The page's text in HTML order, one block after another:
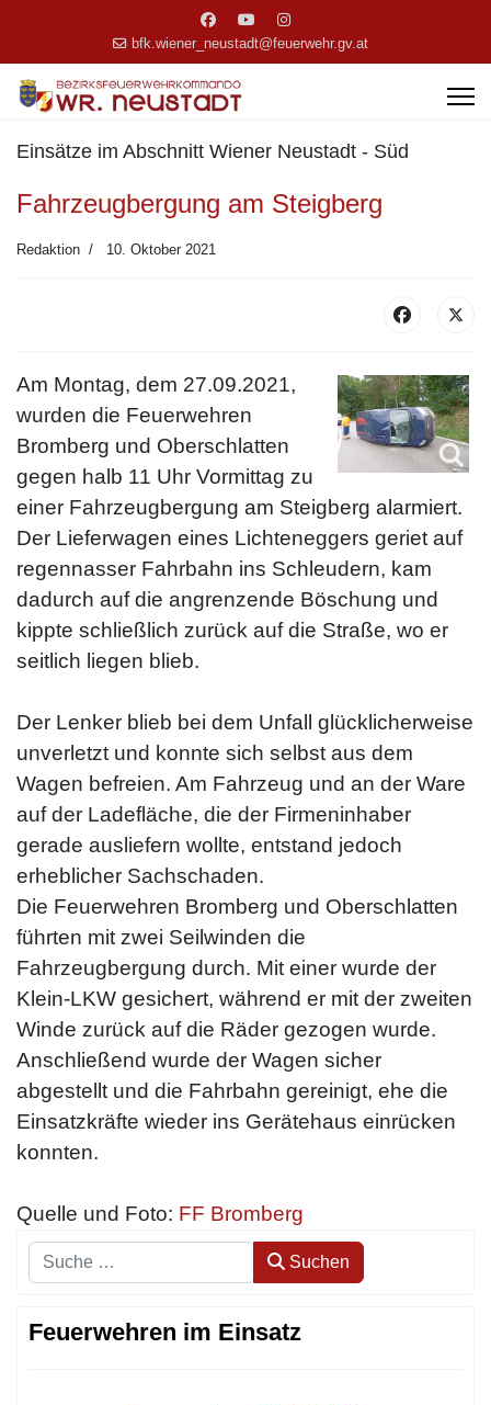
bfk.wiener_neustadt@feuerwehr.gv.at
Einsätze im Abschnitt Wiener Neustadt - Süd
Fahrzeugbergung am Steigberg
Redaktion 10. Oktober 2021
Am Montag, dem 27.09.2021,
wurden die Feuerwehren
Bromberg und Oberschlatten
gegen halb 11 Uhr Vormittag zu
einer Fahrzeugbergung am Steigberg alarmiert.
Der Lieferwagen eines Lichteneggers geriet auf
regennasser Fahrbahn ins Schleudern, kam
dadurch auf die angrenzende Böschung und
kippte schließlich zurück auf die Straße, wo er
seitlich liegen blieb.
Der Lenker blieb bei dem Unfall glücklicherweise
unverletzt und konnte sich selbst aus dem
Wagen befreien. Am Fahrzeug und an der Ware
auf der Ladefläche, die der Firmeninhaber
gerade ausliefern wollte, entstand jedoch
erheblicher Sachschaden.
Die Feuerwehren Bromberg und Oberschlatten
führten mit zwei Seilwinden die
Fahrzeugbergung durch. Mit einer wurde der
Klein-LKW gesichert, während er mit der zweiten
Winde zurück auf die Räder gezogen wurde.
Anschließend wurde der Wagen sicher
abgestellt und die Fahrbahn gereinigt, ehe die
Einsatzkräfte wieder ins Gerätehaus einrücken
konnten.
Quelle und Foto: FF Bromberg
Suchen
Suchen
Feuerwehren im Einsatz